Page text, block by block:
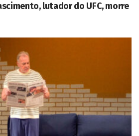
lutador do UFC, morre